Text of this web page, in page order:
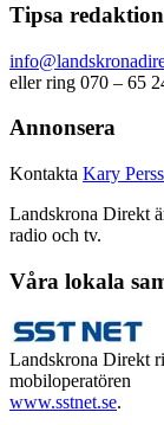
Tipsa
eller ring 070 – 65
Annonsera
Kontakta Kary
Landskrona Direkt
radio och tv.
Våra lokala
Landskrona Direkt
mobiloperatören
www.sstnet.se.